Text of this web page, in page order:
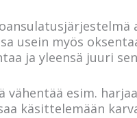
usein myös
ja yleensä juuri
esim.
käsittelemään